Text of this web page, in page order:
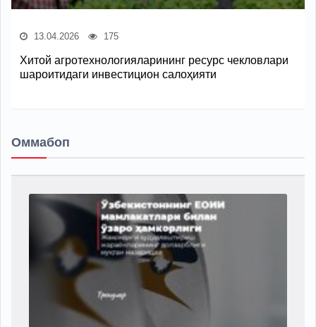
13.04.2026 175
Хитой агротехнологияларининг ресурс чекловлари
шароитидаги инвестицион салоҳияти
Оммабоп